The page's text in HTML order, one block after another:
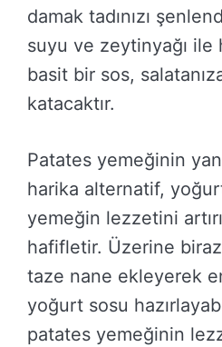
damak tadınızı
suyu ve zeytinyağı ile
basit bir sos,
katacaktır.
Patates yemeğinin
harika alternatif,
yemeğin lezzetini
hafifletir. Üzerine
taze nane ekleyerek
yoğurt sosu
patates yemeğinin